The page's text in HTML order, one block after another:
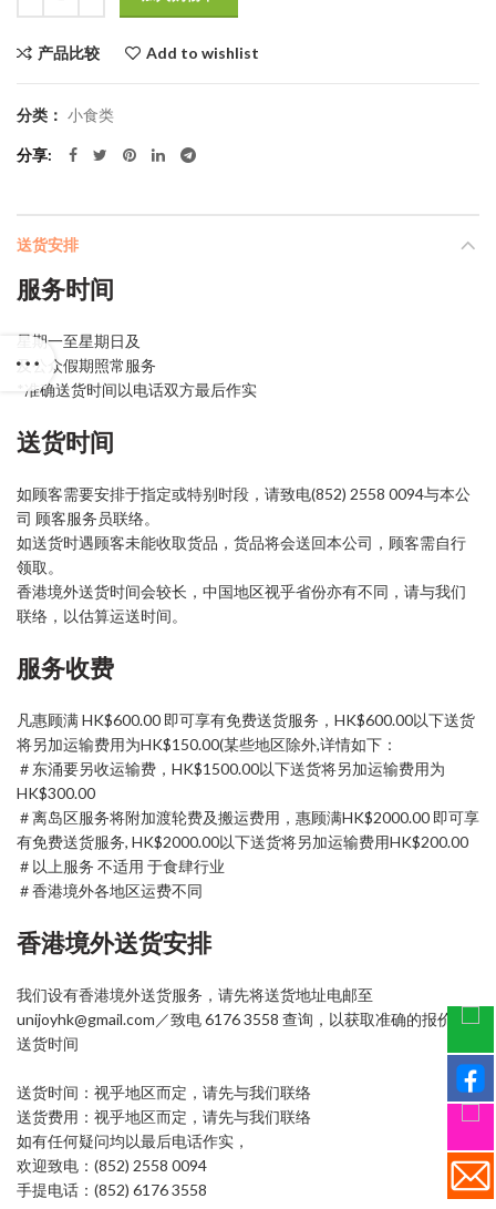
$30.0。
格
$18.0。
产品比较 Add to wishlist
分类： 小食类
分享
送货安排
服务时间
星期一至星期日及
及公众假期照常服务
*准确送货时间以电话双方最后作实
送货时间
如顾客需要安排于指定或特别时段，请致电(852) 2558 0094与本公
司 顾客服务员联络。
如送货时遇顾客未能收取货品，货品将会送回本公司，顾客需自行
领取。
香港境外送货时间会较长，中国地区视乎省份亦有不同，请与我们
联络，以估算运送时间。
服务收费
凡惠顾满 HK$600.00 即可享有免费送货服务，HK$600.00以下送货
将另加运输费用为HK$150.00(某些地区除外,详情如下：
＃东涌要另收运输费，HK$1500.00以下送货将另加运输费用为
HK$300.00
＃离岛区服务将附加渡轮费及搬运费用，惠顾满HK$2000.00 即可享
有免费送货服务, HK$2000.00以下送货将另加运输费用HK$200.00
＃以上服务 不适用 于食肆行业
＃香港境外各地区运费不同
香港境外送货安排
我们设有香港境外送货服务，请先将送货地址电邮至
unijoyhk@gmail.com／致电 6176 3558 查询，以获取准确的报价和
送货时间
送货时间：视乎地区而定，请先与我们联络
送货费用：视乎地区而定，请先与我们联络
如有任何疑问均以最后电话作实，
欢迎致电：(852) 2558 0094
手提电话：(852) 6176 3558